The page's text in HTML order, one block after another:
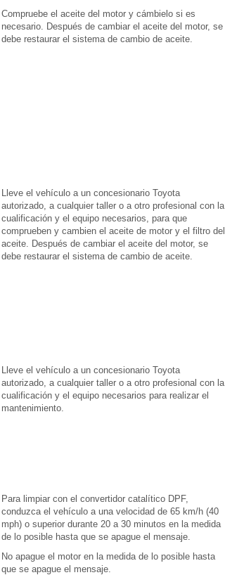
Compruebe el aceite del motor y cámbielo si es
necesario. Después de cambiar el aceite del motor, se
debe restaurar el sistema de cambio de aceite.
Lleve el vehículo a un concesionario Toyota
autorizado, a cualquier taller o a otro profesional con la
cualificación y el equipo necesarios, para que
comprueben y cambien el aceite de motor y el filtro del
aceite. Después de cambiar el aceite del motor, se
debe restaurar el sistema de cambio de aceite.
Lleve el vehículo a un concesionario Toyota
autorizado, a cualquier taller o a otro profesional con la
cualificación y el equipo necesarios para realizar el
mantenimiento.
Para limpiar con el convertidor catalítico DPF,
conduzca el vehículo a una velocidad de 65 km/h (40
mph) o superior durante 20 a 30 minutos en la medida
de lo posible hasta que se apague el mensaje.
No apague el motor en la medida de lo posible hasta
que se apague el mensaje.